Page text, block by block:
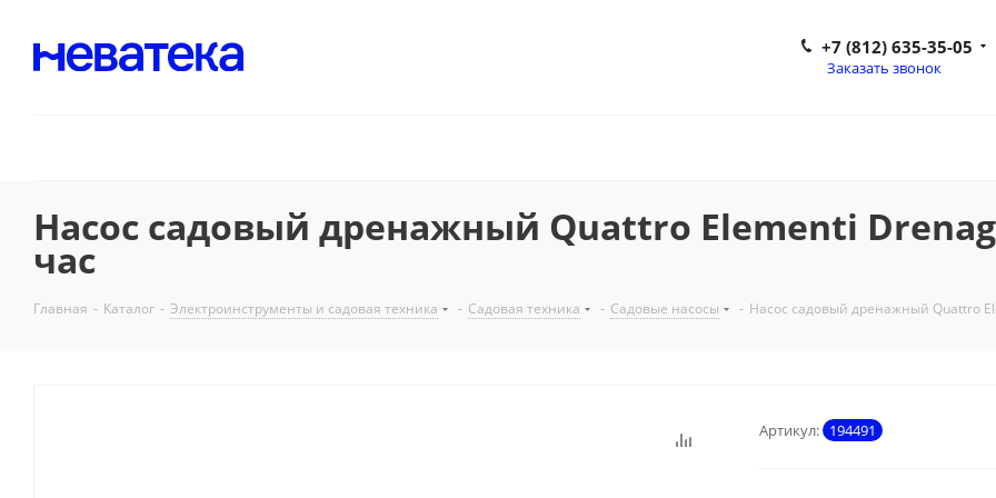
+7 (812) 635-35-05
Заказать звонок
Насос садовый дренажный Quattro Elementi
час
Главная - Каталог - Электроинструменты и садовая техника - Садовая техника - Садовые насосы - Насос садовый дренажный Quattro
Артикул: 194491